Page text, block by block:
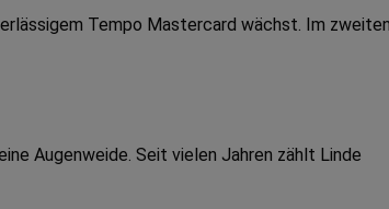
Tempo Mastercard wächst. Im zweiten
Augenweide. Seit vielen Jahren zählt Linde